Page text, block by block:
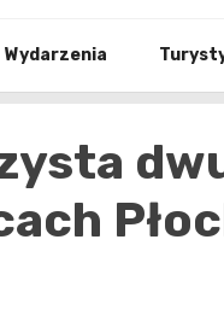
Wydarzenia